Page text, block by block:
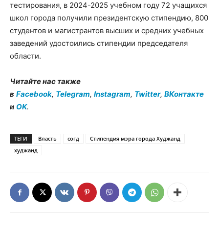
тестирования, в 2024-2025 учебном году 72 учащихся
школ города получили президентскую стипендию, 800
студентов и магистрантов высших и средних учебных
заведений удостоились стипендии председателя
области.
Читайте нас также
в Facebook, Telegram, Instagram, Twitter, ВКонтакте
и OK.
ТЕГИ Власть согд
Стипендия мэра города Худжанд
худжанд